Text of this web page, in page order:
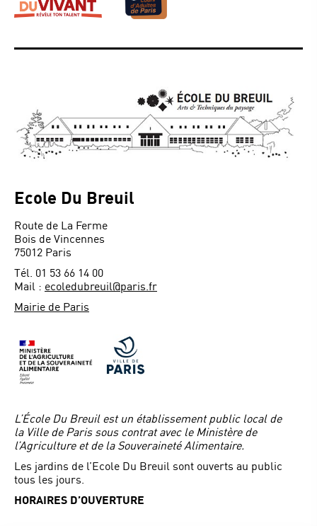
Ecole Du Breuil
Route de La Ferme
Bois de Vincennes
75012 Paris
Tél. 01 53 66 14 00
Mail : ecoledubreuil@paris.fr
Mairie de Paris
L’École Du Breuil est un établissement public local de
la Ville de Paris sous contrat avec le Ministère de
l’Agriculture et de la Souveraineté Alimentaire.
Les jardins de l’Ecole Du Breuil sont ouverts au public
tous les jours.
HORAIRES D’OUVERTURE